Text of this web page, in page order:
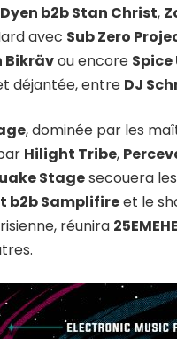
Dyen b2b Stan Christ,
avec Sub Zero
Bikrävou encore Spice
déjantée, entre DJ
, dominée par les
Hilight Tribe,
Stagesecouera
b2b Samplifireet le
réunira